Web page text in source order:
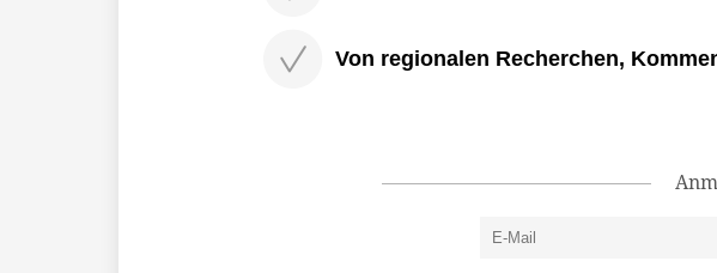
Von regionalen Recherchen,